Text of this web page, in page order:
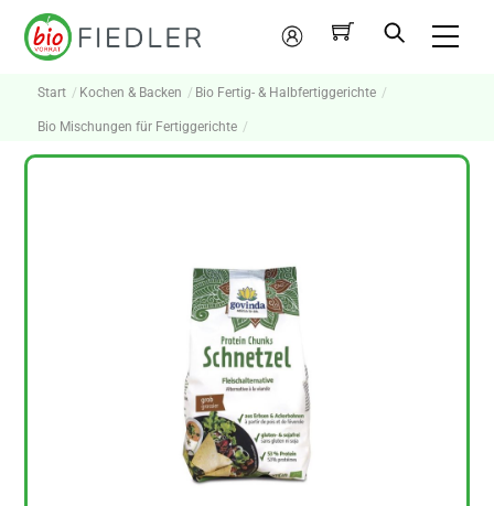
Skip
Mein
Konto
Start Kochen & Backen Bio Fertig- & Halbfertiggerichte
Bio Mischungen für Fertiggerichte